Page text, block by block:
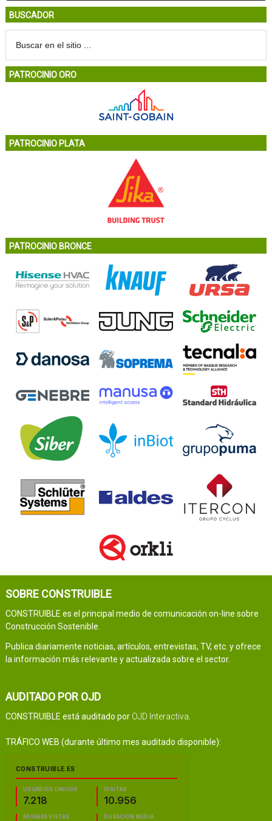
BUSCADOR
PATROCINIO ORO
PATROCINIO PLATA
PATROCINIO BRONCE
SOBRE CONSTRUIBLE
CONSTRUIBLE es el principal medio de comunicación on-line sobre
Construcción Sostenible.
Publica diariamente noticias, artículos, entrevistas, TV, etc. y ofrece
la información más relevante y actualizada sobre el sector.
AUDITADO POR OJD
CONSTRUIBLE está auditado por OJD Interactiva
TRÁFICO WEB (durante último mes auditado disponible):